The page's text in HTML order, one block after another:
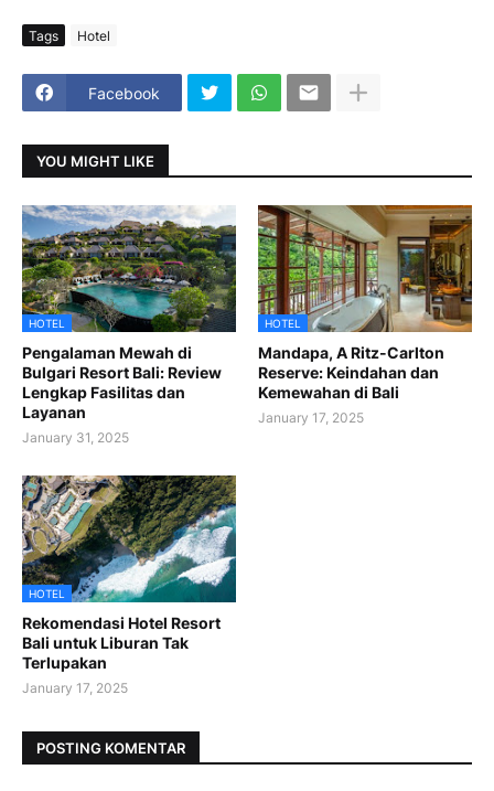
Tags Hotel
Facebook
YOU MIGHT LIKE
HOTEL
Pengalaman Mewah di
Bulgari Resort Bali: Review
Lengkap Fasilitas dan
Layanan
January 31, 2025
HOTEL
Mandapa, A Ritz-Carlton
Reserve: Keindahan dan
Kemewahan di Bali
January 17, 2025
HOTEL
Rekomendasi Hotel Resort
Bali untuk Liburan Tak
Terlupakan
January 17, 2025
POSTING KOMENTAR